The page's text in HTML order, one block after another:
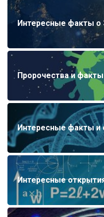
Интересные факты о
Пророчества и
Интересные факты и
Интересные